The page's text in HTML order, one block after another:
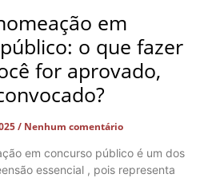
em
o que fazer
for aprovado,
Nenhum comentário
em concurso público é um dos
essencial , pois representa